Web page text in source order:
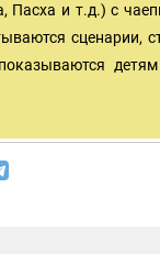
Пасха и т.д.) с
сценарии,